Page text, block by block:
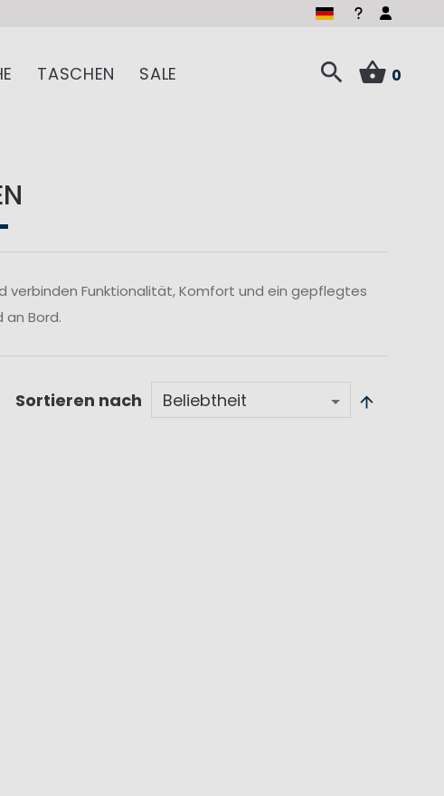
Haves sparen
TASCHEN SALE 0
verbinden Funktionalität, Komfort und ein gepflegtes
an Bord.
Sortieren nach